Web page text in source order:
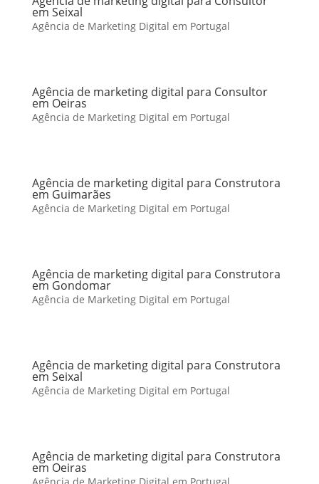
em Seixal
Agência de Marketing Digital em Portugal
Agência de marketing digital para Consultor
em Oeiras
Agência de Marketing Digital em Portugal
Agência de marketing digital para Construtora
em Guimarães
Agência de Marketing Digital em Portugal
Agência de marketing digital para Construtora
em Gondomar
Agência de Marketing Digital em Portugal
Agência de marketing digital para Construtora
em Seixal
Agência de Marketing Digital em Portugal
Agência de marketing digital para Construtora
em Oeiras